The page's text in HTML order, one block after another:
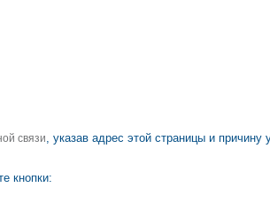
связи, указав адрес этой страницы и
кнопки: